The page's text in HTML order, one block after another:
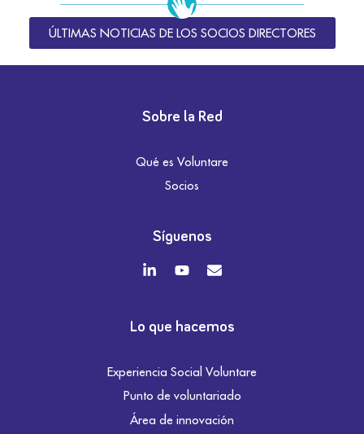
ÚLTIMAS NOTICIAS DE LOS SOCIOS DIRECTORES
Sobre la Red
Qué es Voluntare
Socios
Síguenos
Lo que hacemos
Experiencia Social Voluntare
Punto de voluntariado
Área de innovación